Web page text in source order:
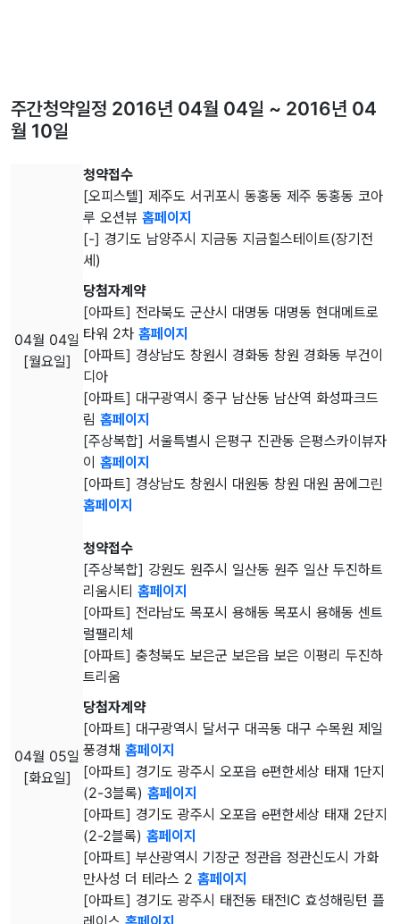
주간청약일정 2016년 04월 04일 ~ 2016년 04
월 10일
04월 04일
[월요일]
청약접수
[오피스텔] 제주도 서귀포시 동홍동 제주 동홍동 코아
루 오션뷰 홈페이지
[-] 경기도 남양주시 지금동 지금힐스테이트(장기전
세)
당첨자계약
[아파트] 전라북도 군산시 대명동 대명동 현대메트로
타워 2차 홈페이지
[아파트] 경상남도 창원시 경화동 창원 경화동 부건이
디아
[아파트] 대구광역시 중구 남산동 남산역 화성파크드
림 홈페이지
[주상복합] 서울특별시 은평구 진관동 은평스카이뷰자
이 홈페이지
[아파트] 경상남도 창원시 대원동 창원 대원 꿈에그린
홈페이지
04월 05일
[화요일]
청약접수
[주상복합] 강원도 원주시 일산동 원주 일산 두진하트
리움시티 홈페이지
[아파트] 전라남도 목포시 용해동 목포시 용해동 센트
럴팰리체
[아파트] 충청북도 보은군 보은읍 보은 이평리 두진하
트리움
당첨자계약
[아파트] 대구광역시 달서구 대곡동 대구 수목원 제일
풍경채 홈페이지
[아파트] 경기도 광주시 오포읍 e편한세상 태재 1단지
(2-3블록) 홈페이지
[아파트] 경기도 광주시 오포읍 e편한세상 태재 2단지
(2-2블록) 홈페이지
[아파트] 부산광역시 기장군 정관읍 정관신도시 가화
만사성 더 테라스 2 홈페이지
[아파트] 경기도 광주시 태전동 태전IC 효성해링턴 플